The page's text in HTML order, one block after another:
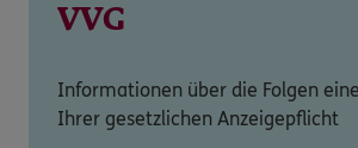
VVG
Informationen über die Folgen
Ihrer gesetzlichen Anzeigepflicht